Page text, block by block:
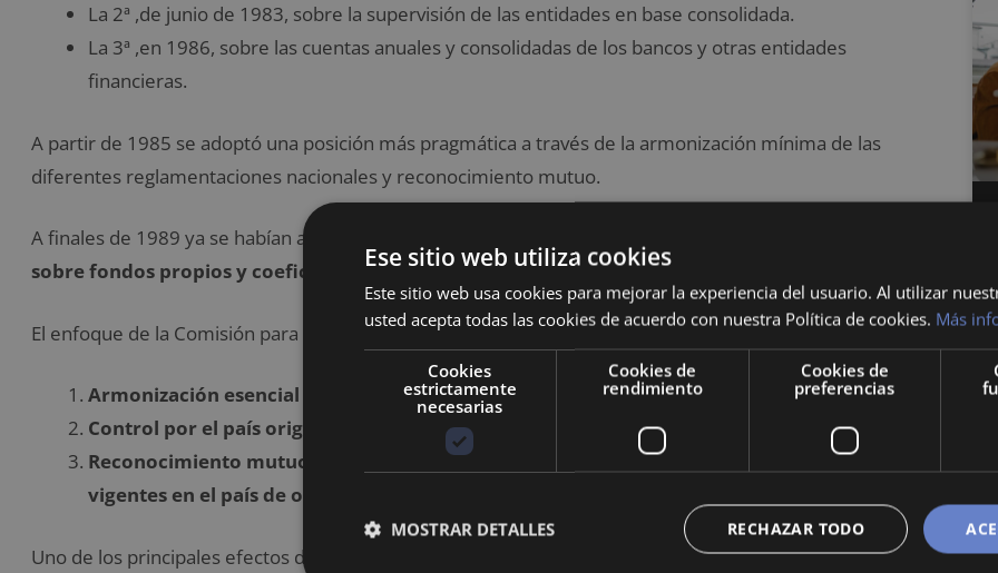
La 2ª ,de junio de 1983, sobre la supervisión de las entidades en base consolidada.
La 3ª ,en 1986, sobre las cuentas anuales y consolidadas de los bancos y otras entidades
financieras.
A partir de 1985 se adoptó una posición más pragmática a través de la armonización mínima de las
diferentes reglamentaciones nacionales y reconocimiento mutuo.
A finales de 1989 ya se habían aprobado las directivas básicas
sobre fondos propios y coeficiente de solvencia.
El enfoque de la Comisión para superar los obstáculos a la libre prestación de servicios bancarios fue :
Armonización esencial de la legislación y la práctica en los estados miembros.
Control por el país origen.
Reconocimiento mutuo por las autoridades nacionales de las normas de supervisión
vigentes en el país de origen de los bancos que operan en su territorio.
Uno de los principales efectos de la unión económica y monetaria fue un rápido crecimiento de
Ese sitio web utiliza cookies
Este sitio web usa cookies para mejorar la experiencia del usuario. Al utilizar
usted acepta todas las cookies de acuerdo con nuestra Política de cookies. Más
Cookies
estrictamente
necesarias
Cookies de
rendimiento
Cookies de
preferencias
RECHAZAR TODO
MOSTRAR DETALLES